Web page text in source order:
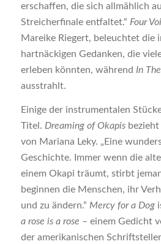
erschaffen, die sich allmählich
Streicherfinale entfaltet.“ Four
Mareike Riegert, beleuchtet die
hartnäckigen Gedanken, die
erleben könnten, während In
ausstrahlt.
Einige der instrumentalen
Titel. Dreaming of Okapisbezieht
von Mariana Leky. „Eine
Geschichte. Immer wenn die
einem Okapi träumt, stirbt
beginnen die Menschen, ihr
und zu ändern.“ Mercy for a Dog
a rose is a rose – einem Gedicht
der amerikanischen